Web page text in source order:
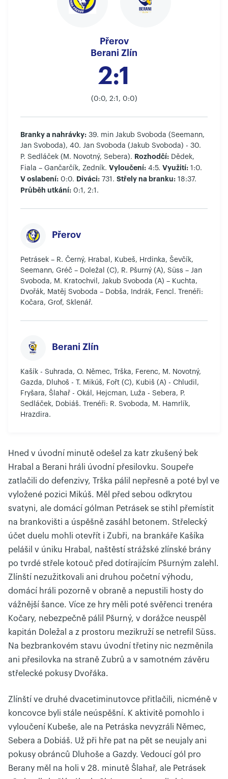
Přerov
Berani Zlín
2:1
(0:0, 2:1, 0:0)
Branky a nahrávky: 39. min Jakub Svoboda (Seemann,
Jan Svoboda), 40. Jan Svoboda (Jakub Svoboda) - 30.
P. Sedláček (M. Novotný, Sebera). Rozhodčí: Dědek,
Fiala – Gančarčík, Zedník. Vyloučení: 4:5. Využití: 1:0.
V oslabení: 0:0. Diváci: 731. Střely na branku: 18:37.
Průběh utkání: 0:1, 2:1.
Přerov
Petrásek – R. Černý, Hrabal, Kubeš, Hrdinka, Ševčík,
Seemann, Gréč – Doležal (C), R. Pšurný (A), Süss – Jan
Svoboda, M. Kratochvil, Jakub Svoboda (A) – Kuchta,
Dvořák, Matěj Svoboda – Dobša, Indrák, Fencl. Trenéři:
Kočara, Grof, Sklenář.
Berani Zlín
Kašík - Suhrada, O. Němec, Trška, Ferenc, M. Novotný,
Gazda, Dluhoš - T. Mikúš, Fořt (C), Kubiš (A) - Chludil,
Fryšara, Šlahař - Okál, Hejcman, Luža - Sebera, P.
Sedláček, Dobiáš. Trenéři: R. Svoboda, M. Hamrlík,
Hrazdira.
Hned v úvodní minutě odešel za katr zkušený bek
Hrabal a Berani hráli úvodní přesilovku. Soupeře
zatlačili do defenzivy, Trška pálil nepřesně a poté byl ve
vyložené pozici Mikúš. Měl před sebou odkrytou
svatyni, ale domácí gólman Petrásek se stihl přemístit
na brankovišti a úspěšně zasáhl betonem. Střelecký
účet duelu mohli otevřít i Zubři, na brankáře Kašíka
pelášil v úniku Hrabal, naštěstí strážské zlínské brány
po tvrdé střele kotouč před dotírajícím Pšurným zalehl.
Zlínští nezužitkovali ani druhou početní výhodu,
domácí hráli pozorně v obraně a nepustili hosty do
vážnější šance. Více ze hry měli poté svěřenci trenéra
Kočary, nebezpečně pálil Pšurný, v dorážce neuspěl
kapitán Doležal a z prostoru mezikruží se netrefil Süss.
Na bezbrankovém stavu úvodní třetiny nic nezměnila
ani přesilovka na straně Zubrů a v samotném závěru
střelecké pokusy Dvořáka.
Zlínští ve druhé dvacetiminutovce přitlačili, nicméně v
koncovce byli stále neúspěšní. K aktivitě pomohlo i
vyloučení Kubeše, ale na Petráska nevyzráli Němec,
Sebera a Dobiáš. Už při hře pat na pět se neujaly ani
pokusy obránců Dluhoše a Gazdy. Vedoucí gól pro
Berany měl na holi v 28. minutě Šlahař, ale Petrásek